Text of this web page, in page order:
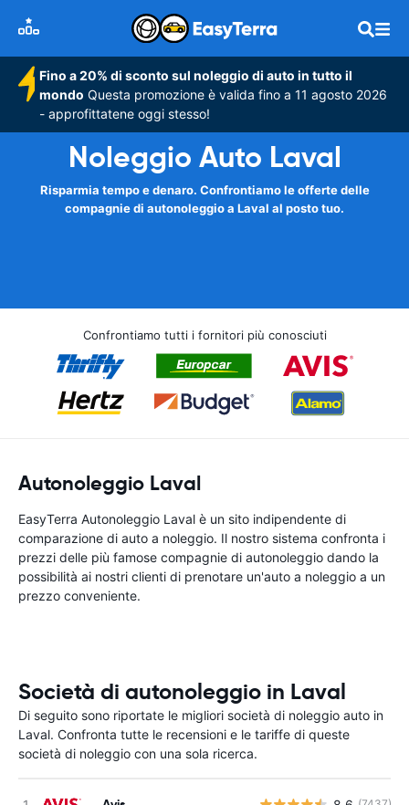
Fino a 20% di sconto sul noleggio di auto in tutto il
mondo Questa promozione è valida fino a 11 agosto 2026
- approfittatene oggi stesso!
Noleggio Auto Laval
Risparmia tempo e denaro. Confrontiamo le offerte delle
compagnie di autonoleggio a Laval al posto tuo.
Confrontiamo tutti i fornitori più conosciuti
Autonoleggio Laval
EasyTerra Autonoleggio Laval è un sito indipendente di
comparazione di auto a noleggio. Il nostro sistema confronta i
prezzi delle più famose compagnie di autonoleggio dando la
possibilità ai nostri clienti di prenotare un'auto a noleggio a un
prezzo conveniente.
Società di autonoleggio in Laval
Di seguito sono riportate le migliori società di noleggio auto in
Laval. Confronta tutte le recensioni e le tariffe di queste
società di noleggio con una sola ricerca.